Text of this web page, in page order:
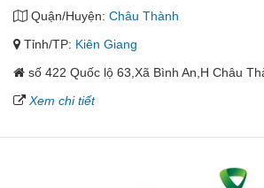
Quận/Huyện: Châu Thành
Tỉnh/TP: Kiên Giang
số 422 Quốc lộ 63,Xã Bình An,H Châu
Xem chi tiết